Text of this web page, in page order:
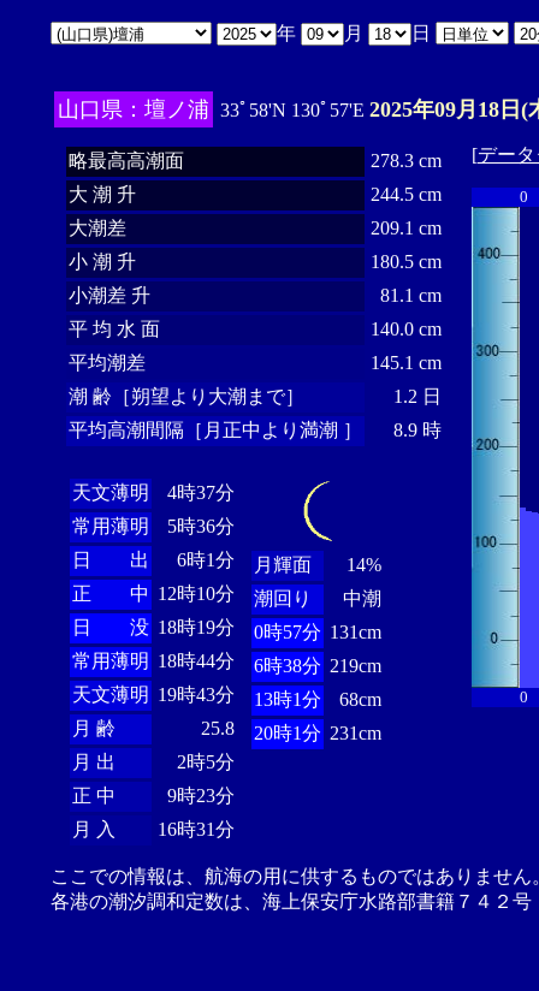
年 月 日
山口県：壇ノ浦 33ﾟ58'N 130ﾟ57'E 2025年09月18日(
略最高高潮面
278.3 cm
大 潮 升
244.5 cm
大潮差
209.1 cm
小 潮 升
180.5 cm
小潮差 升
81.1 cm
平 均 水 面
140.0 cm
平均潮差
145.1 cm
潮 齢［朔望より大潮まで］
1.2 日
平均高潮間隔［月正中より満潮 ］
8.9 時
天文薄明
4時37分
常用薄明
5時36分
日 出
6時1分
正 中 12時10分
日 没 18時19分
常用薄明 18時44分
天文薄明 19時43分
月 齢
25.8
月 出
2時5分
正 中
9時23分
月 入
16時31分
月輝面
14%
潮回り
中潮
0時57分 131cm
6時38分 219cm
13時1分
68cm
20時1分 231cm
[デー
0
0
ここでの情報は、航海の用に供するものではありませ
各港の潮汐調和定数は、海上保安庁水路部書籍７４２